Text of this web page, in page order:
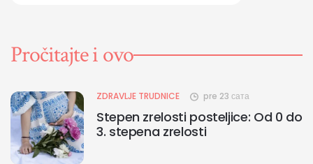
Pročitajte i ovo
ZDRAVLJE TRUDNICE pre 23 сата
Stepen zrelosti posteljice: Od 0 do
3. stepena zrelosti